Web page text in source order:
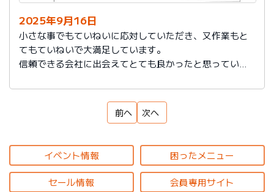
2025年9月16日
小さな事でもていねいに応対していただき、又作業もと
てもていねいで大満足しています。
信頼できる会社に出会えてとても良かったと思っていま
前へ 次へ
イベント情報 困ったメニュー
セール情報 会員専用サイト